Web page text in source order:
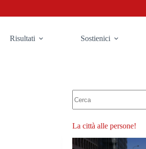
Risultati Sostienici
risultato
La città alle persone!